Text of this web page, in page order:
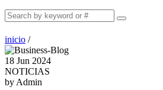
inicio /
18 Jun 2024
NOTICIAS
by Admin